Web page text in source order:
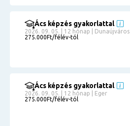
Ács képzés gyakorlattal
2026. 09. 05. | 12 hónap | Dunaújváros
275.000Ft/félév-tól
Ács képzés gyakorlattal
2026. 09. 05. | 12 hónap | Eger
275.000Ft/félév-tól